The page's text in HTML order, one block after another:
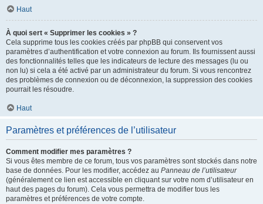
Haut
À quoi sert « Supprimer les cookies » ?
Cela supprime tous les cookies créés par phpBB qui conservent vos
paramètres d’authentification et votre connexion au forum. Ils fournissent aussi
des fonctionnalités telles que les indicateurs de lecture des messages (lu ou
non lu) si cela a été activé par un administrateur du forum. Si vous rencontrez
des problèmes de connexion ou de déconnexion, la suppression des cookies
pourrait les résoudre.
Haut
Paramètres et préférences de l’utilisateur
Comment modifier mes paramètres ?
Si vous êtes membre de ce forum, tous vos paramètres sont stockés dans notre
base de données. Pour les modifier, accédez au Panneau de l’utilisateur
(généralement ce lien est accessible en cliquant sur votre nom d’utilisateur en
haut des pages du forum). Cela vous permettra de modifier tous les
paramètres et préférences de votre compte.